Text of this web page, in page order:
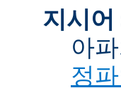
지시
아
정